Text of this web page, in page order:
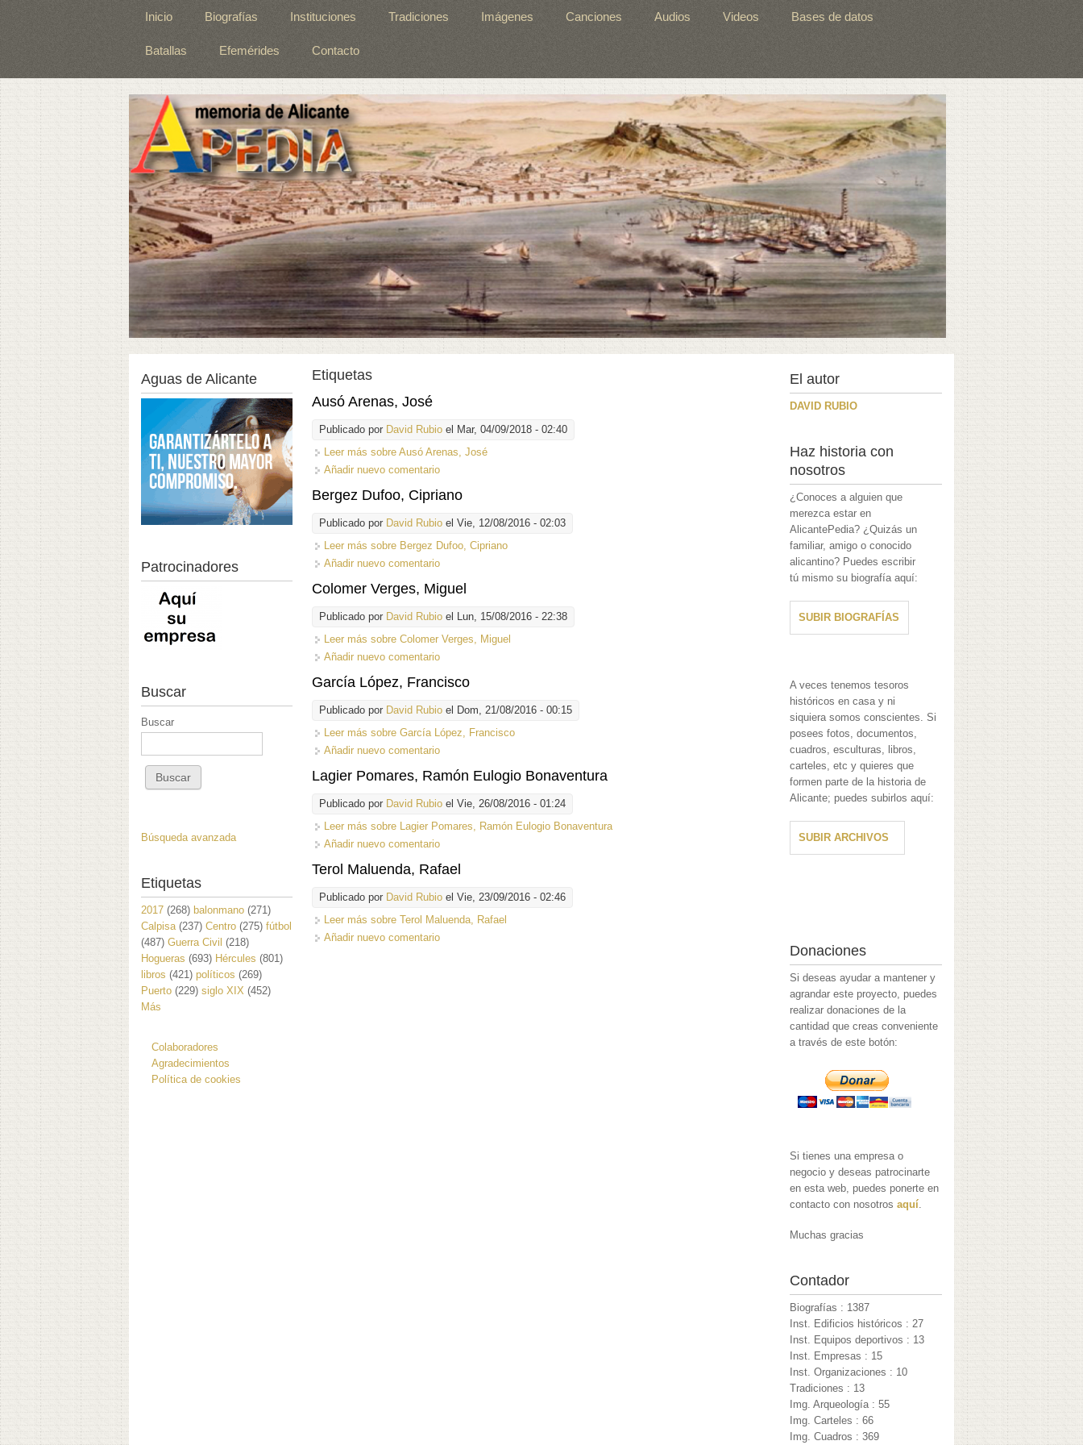
Inicio Biografías Instituciones Tradiciones Imágenes Canciones Audios Videos Bases de datos
Batallas Efemérides Contacto
Etiquetas
Ausó Arenas, José
Publicado por David Rubio el Mar, 04/09/2018 - 02:40
Leer más sobre Ausó Arenas, José
Añadir nuevo comentario
Bergez Dufoo, Cipriano
Publicado por David Rubio el Vie, 12/08/2016 - 02:03
Leer más sobre Bergez Dufoo, Cipriano
Añadir nuevo comentario
Colomer Verges, Miguel
Publicado por David Rubio el Lun, 15/08/2016 - 22:38
Leer más sobre Colomer Verges, Miguel
Añadir nuevo comentario
García López, Francisco
Publicado por David Rubio el Dom, 21/08/2016 - 00:15
Leer más sobre García López, Francisco
Añadir nuevo comentario
Lagier Pomares, Ramón Eulogio Bonaventura
Publicado por David Rubio el Vie, 26/08/2016 - 01:24
Leer más sobre Lagier Pomares, Ramón Eulogio Bonaventura
Añadir nuevo comentario
Terol Maluenda, Rafael
Publicado por David Rubio el Vie, 23/09/2016 - 02:46
Leer más sobre Terol Maluenda, Rafael
Añadir nuevo comentario
Aguas de Alicante
Patrocinadores
Buscar
Buscar
Búsqueda avanzada
Etiquetas
2017 (268) balonmano (271)
Calpisa (237) Centro (275) fútbol
(487) Guerra Civil (218)
Hogueras (693) Hércules (801)
libros (421) políticos (269)
Puerto (229) siglo XIX (452)
Más
Colaboradores
Agradecimientos
Política de cookies
El autor
DAVID RUBIO
Haz historia con
nosotros
¿Conoces a alguien que
merezca estar en
AlicantePedia? ¿Quizás un
familiar, amigo o conocido
alicantino? Puedes escribir
tú mismo su biografía aquí:
SUBIR BIOGRAFÍAS
A veces tenemos tesoros
históricos en casa y ni
siquiera somos conscientes. Si
posees fotos, documentos,
cuadros, esculturas, libros,
carteles, etc y quieres que
formen parte de la historia de
Alicante; puedes subirlos aquí:
SUBIR ARCHIVOS
Donaciones
Si deseas ayudar a mantener y
agrandar este proyecto, puedes
realizar donaciones de la
cantidad que creas conveniente
a través de este botón:
Si tienes una empresa o
negocio y deseas patrocinarte
en esta web, puedes ponerte en
contacto con nosotrosaquí.
Muchas gracias
Contador
Biografías : 1387
Inst. Edificios históricos : 27
Inst. Equipos deportivos : 13
Inst. Empresas : 15
Inst. Organizaciones : 10
Tradiciones : 13
Img. Arqueología : 55
Img. Carteles : 66
Img. Cuadros : 369